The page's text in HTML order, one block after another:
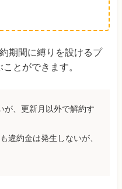
期間に縛りを設けるプ
とができます。
が、更新月以外で解約す
違約金は発生しないが、